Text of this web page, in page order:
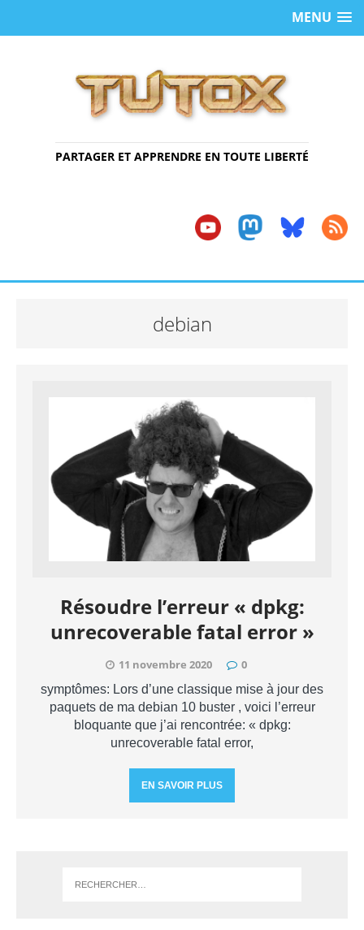
MENU
PARTAGER ET APPRENDRE EN TOUTE LIBERTÉ
debian
Résoudre l’erreur « dpkg:
unrecoverable fatal error »
11 novembre 2020 0
symptômes: Lors d’une classique mise à jour des
paquets de ma debian 10 buster , voici l’erreur
bloquante que j’ai rencontrée: « dpkg:
unrecoverable fatal error,
EN SAVOIR PLUS